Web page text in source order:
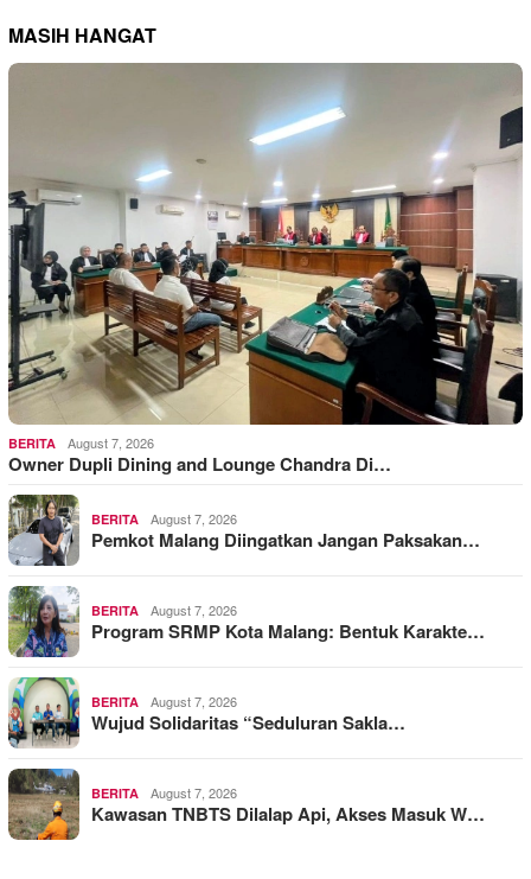
MASIH HANGAT
BERITA August 7, 2026
Owner Dupli Dining and Lounge Chandra Di…
BERITA August 7, 2026
Pemkot Malang Diingatkan Jangan Paksakan…
BERITA August 7, 2026
Program SRMP Kota Malang: Bentuk Karakte…
BERITA August 7, 2026
Wujud Solidaritas “Seduluran Sakla…
BERITA August 7, 2026
Kawasan TNBTS Dilalap Api, Akses Masuk W…